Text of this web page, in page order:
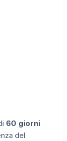
60 giorni
del